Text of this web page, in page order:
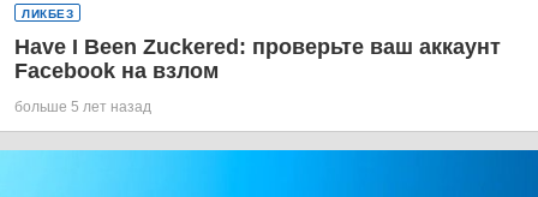
ЛИКБЕЗ
Have I Been Zuckered: проверьте ваш аккаунт
Facebook на взлом
больше 5 лет назад